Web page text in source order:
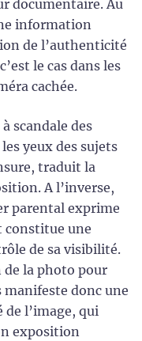
documentaire. Au
information
de l’authenticité
le cas dans les
cachée.
scandale des
yeux des sujets
traduit la
A l’inverse,
parental exprime
constitue une
de sa visibilité.
de la photo pour
donc une
de l’image, qui
exposition